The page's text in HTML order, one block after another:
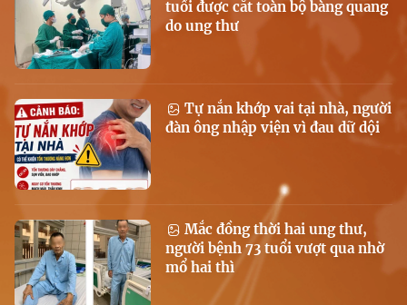
tuổi được cắt toàn bộ bàng quang
do ung thư
Tự nắn khớp vai tại nhà, người
đàn ông nhập viện vì đau dữ dội
Mắc đồng thời hai ung thư,
người bệnh 73 tuổi vượt qua nhờ
mổ hai thì